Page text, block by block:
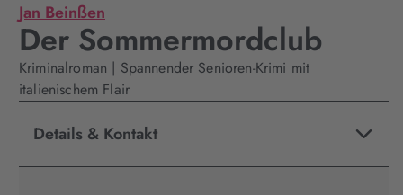
Jan Beinßen
Der Sommermordclub
Kriminalroman | Spannender Senioren-Krimi mit
italienischem Flair
Details & Kontakt